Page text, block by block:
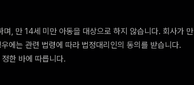
, 만 14세 미만 아동을 대상으로 하지 않습니다. 회사가 만
에는 관련 법령에 따라 법정대리인의 동의를 받습니다.
한 바에 따릅니다.